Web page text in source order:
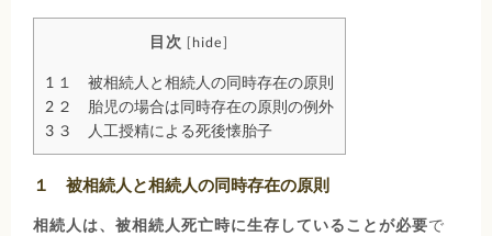
目次 [hide]
1１ 被相続人と相続人の同時存在の原則
2２ 胎児の場合は同時存在の原則の例外
3３ 人工授精による死後懐胎子
１ 被相続人と相続人の同時存在の原則
相続人は、被相続人死亡時に生存していることが必要で